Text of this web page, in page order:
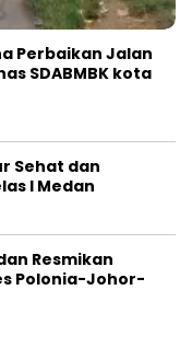
Perbaikan Jalan
SDABMBK kota
Sehat dan
I Medan
Resmikan
Polonia-Johor-